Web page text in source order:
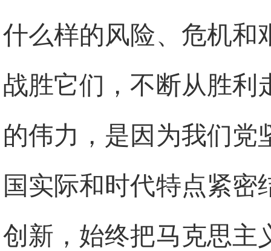
什么样的风险、危机和
战胜它们，不断从胜利
的伟力，是因为我们党
国实际和时代特点紧密
创新，始终把马克思主